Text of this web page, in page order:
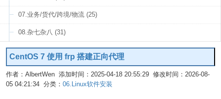
07.业务/货代/跨境/物流 (25)
08.杂七杂八 (31)
CentOS 7 使用 frp 搭建正向代理
作者：AlbertWen 添加时间：2025-04-18 20:55:29 修改时间：2026-08-
05 04:21:34 分类： 06.Linux软件安装